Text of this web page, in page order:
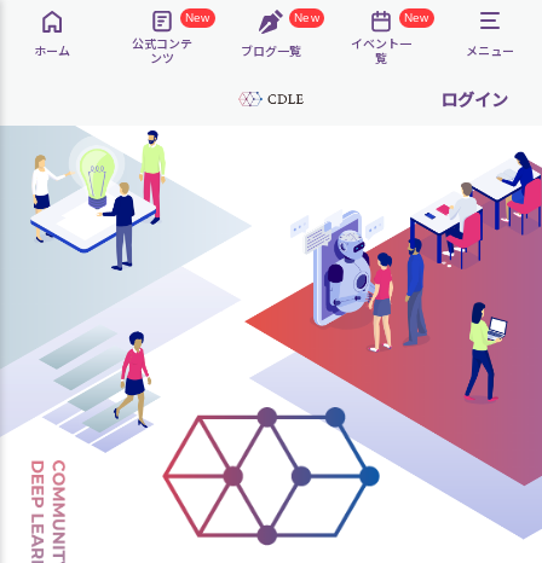
ホーム
New
公式コンテ
ンツ
New
ブログ一覧
New
イベント一
覧
メニュー
ログイン